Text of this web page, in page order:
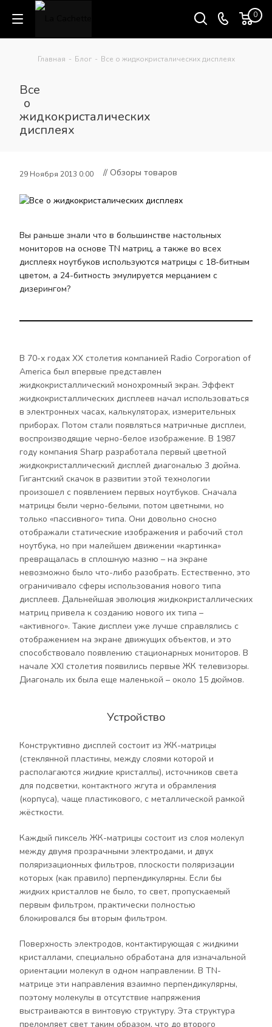
0
Главная - Блог - Все о жидкокристалических дисплеях
Все
о
жидкокристалических
дисплеях
29 Ноября 2013 0:00 // Обзоры товаров
Вы раньше знали что в большинстве настольных
мониторов на основе TN матриц, а также во всех
дисплеях ноутбуков используются матрицы с 18-битным
цветом, а 24-битность эмулируется мерцанием с
дизерингом?
В 70-х годах ХХ столетия компанией Radio Corporation of
America был впервые представлен
жидкокристаллический монохромный экран. Эффект
жидкокристаллических дисплеев начал использоваться
в электронных часах, калькуляторах, измерительных
приборах. Потом стали появляться матричные дисплеи,
воспроизводящие черно-белое изображение. В 1987
году компания Sharp разработала первый цветной
жидкокристаллический дисплей диагональю 3 дюйма.
Гигантский скачок в развитии этой технологии
произошел с появлением первых ноутбуков. Сначала
матрицы были черно-белыми, потом цветными, но
только «пассивного» типа. Они довольно сносно
отображали статические изображения и рабочий стол
ноутбука, но при малейшем движении «картинка»
превращалась в сплошную мазню – на экране
невозможно было что-либо разобрать. Естественно, это
ограничивало сферы использования нового типа
дисплеев. Дальнейшая эволюция жидкокристаллических
матриц привела к созданию нового их типа –
«активного». Такие дисплеи уже лучше справлялись с
отображением на экране движущих объектов, и это
способствовало появлению стационарных мониторов. В
начале ХХI столетия появились первые ЖК телевизоры.
Диагональ их была еще маленькой – около 15 дюймов.
Устройство
Конструктивно дисплей состоит из ЖК-матрицы
(стеклянной пластины, между слоями которой и
располагаются жидкие кристаллы), источников света
для подсветки, контактного жгута и обрамления
(корпуса), чаще пластикового, с металлической рамкой
жёсткости.
Каждый пиксель ЖК-матрицы состоит из слоя молекул
между двумя прозрачными электродами, и двух
поляризационных фильтров, плоскости поляризации
которых (как правило) перпендикулярны. Если бы
жидких кристаллов не было, то свет, пропускаемый
первым фильтром, практически полностью
блокировался бы вторым фильтром.
Поверхность электродов, контактирующая с жидкими
кристаллами, специально обработана для изначальной
ориентации молекул в одном направлении. В TN-
матрице эти направления взаимно перпендикулярны,
поэтому молекулы в отсутствие напряжения
выстраиваются в винтовую структуру. Эта структура
преломляет свет таким образом, что до второго